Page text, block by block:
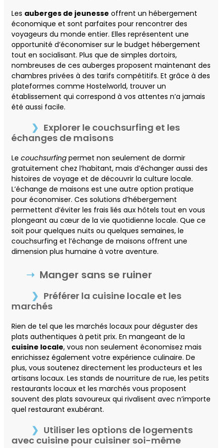
Les auberges de jeunesse offrent un hébergement
économique et sont parfaites pour rencontrer des
voyageurs du monde entier. Elles représentent une
opportunité d’économiser sur le budget hébergement
tout en socialisant. Plus que de simples dortoirs,
nombreuses de ces auberges proposent maintenant des
chambres privées à des tarifs compétitifs. Et grâce à des
plateformes comme Hostelworld, trouver un
établissement qui correspond à vos attentes n’a jamais
été aussi facile.
Explorer le couchsurfing et les
échanges de maisons
Le couchsurfing permet non seulement de dormir
gratuitement chez l’habitant, mais d’échanger aussi des
histoires de voyage et de découvrir la culture locale.
L’échange de maisons est une autre option pratique
pour économiser. Ces solutions d’hébergement
permettent d’éviter les frais liés aux hôtels tout en vous
plongeant au cœur de la vie quotidienne locale. Que ce
soit pour quelques nuits ou quelques semaines, le
couchsurfing et l’échange de maisons offrent une
dimension plus humaine à votre aventure.
Manger sans se ruiner
Préférer la cuisine locale et les
marchés
Rien de tel que les marchés locaux pour déguster des
plats authentiques à petit prix. En mangeant de la
cuisine locale, vous non seulement économisez mais
enrichissez également votre expérience culinaire. De
plus, vous soutenez directement les producteurs et les
artisans locaux. Les stands de nourriture de rue, les petits
restaurants locaux et les marchés vous proposent
souvent des plats savoureux qui rivalisent avec n’importe
quel restaurant exubérant.
Utiliser les options de logements
avec cuisine pour cuisiner soi-même